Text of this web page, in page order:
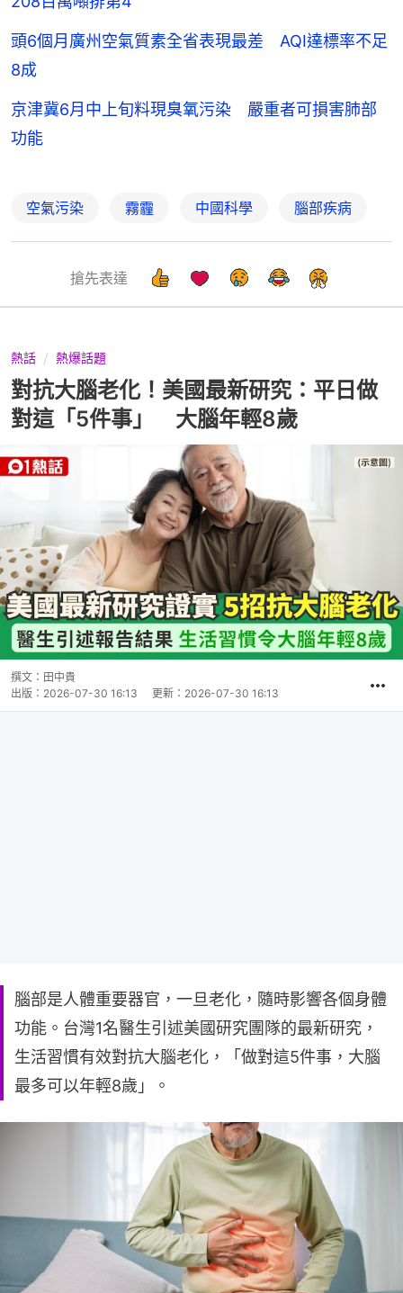
頭6個月廣州空氣質素全省表現最差 AQI達標率不足
8成
京津冀6月中上旬料現臭氧污染 嚴重者可損害肺部
功能
空氣污染 霧霾 中國科學 腦部疾病
搶先表達
熱話 熱爆話題
對抗大腦老化！美國最新研究：平日做
對這「5件事」 大腦年輕8歲
撰文： 田中貴
出版： 2026-07-30 16:13 更新： 2026-07-30 16:13
腦部是人體重要器官，一旦老化，隨時影響各個身體
功能。台灣1名醫生引述美國研究團隊的最新研究，
生活習慣有效對抗大腦老化，「做對這5件事，大腦
最多可以年輕8歲」。